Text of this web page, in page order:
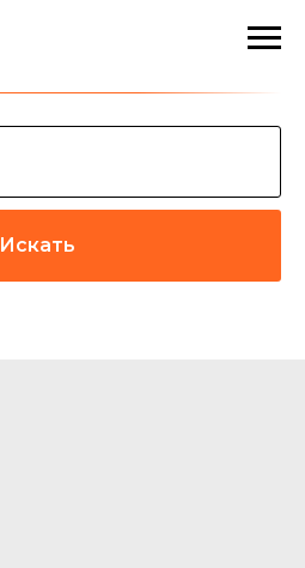
Искать